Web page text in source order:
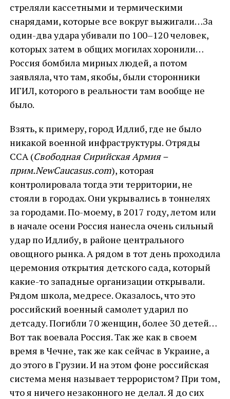
стреляли кассетными и термическими
снарядами, которые все вокруг выжигали…За
один-два удара убивали по 100–120 человек,
которых затем в общих могилах хоронили…
Россия бомбила мирных людей, а потом
заявляла, что там, якобы, были сторонники
ИГИЛ, которого в реальности там вообще не
было.
Взять, к примеру, город Идлиб, где не было
никакой военной инфраструктуры. Отряды
ССА (Свободная Сирийская Армия –
прим.NewCaucasus.com), которая
контролировала тогда эти территории, не
стояли в городах. Они укрывались в тоннелях
за городами. По-моему, в 2017 году, летом или
в начале осени Россия нанесла очень сильный
удар по Идлибу, в районе центрального
овощного рынка. А рядом в тот день проходила
церемония открытия детского сада, который
какие-то западные организации открывали.
Рядом школа, медресе. Оказалось, что это
российский военный самолет ударил по
детсаду. Погибли 70 женщин, более 30 детей…
Вот так воевала Россия. Так же как в своем
время в Чечне, так же как сейчас в Украине, а
до этого в Грузии. И на этом фоне российская
система меня называет террористом? При том,
что я ничего незаконного не делал. Я до сих